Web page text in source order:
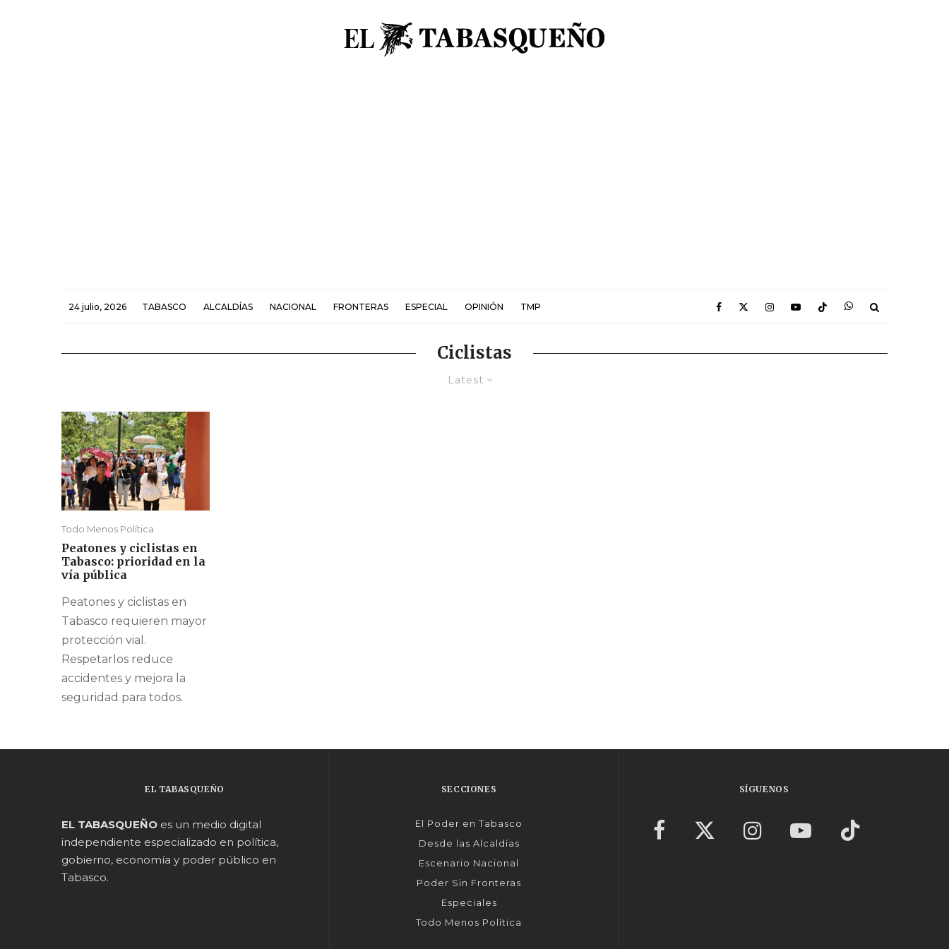
24 julio, 2026 TABASCO ALCALDÍAS NACIONAL FRONTERAS ESPECIAL OPINIÓN TMP
Ciclistas
Latest
Todo Menos Política
Peatones y ciclistas en
Tabasco: prioridad en la
vía pública
Peatones y ciclistas en
Tabasco requieren mayor
protección vial.
Respetarlos reduce
accidentes y mejora la
seguridad para todos.
EL TABASQUEÑO
EL TABASQUEÑO es un medio digital
independiente especializado en política,
gobierno, economía y poder público en
Tabasco.
SECCIONES
El Poder en Tabasco
Desde las Alcaldías
Escenario Nacional
Poder Sin Fronteras
Especiales
Todo Menos Política
SÍGUENOS